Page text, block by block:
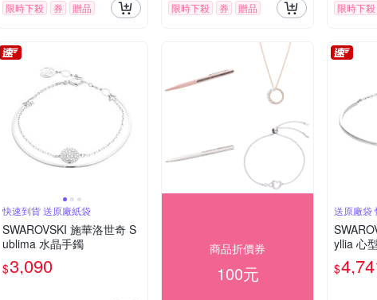
限時下殺 券 贈品 限時下殺 券 贈品 限時下殺
快速到貨 送原廠紙袋
SWAROVSKI 施華洛世奇 S
ublima 水晶手鐲
$3,090
商品折價券
100元
送原廠袋
yllia 心
$